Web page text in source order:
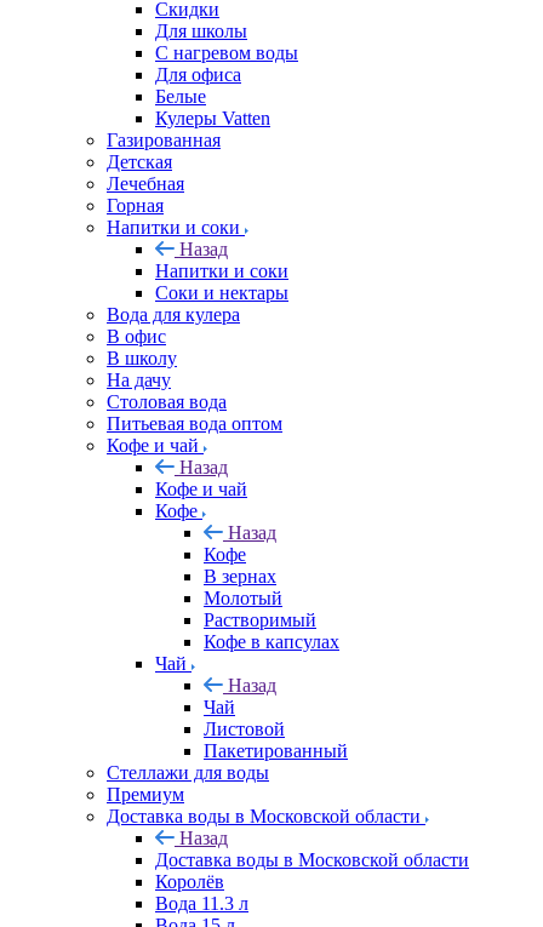
Скидки
Для школы
С нагревом воды
Для офиса
Белые
Кулеры Vatten
Газированная
Детская
Лечебная
Горная
Напитки и соки
Назад
Напитки и соки
Соки и нектары
Вода для кулера
В офис
В школу
На дачу
Столовая вода
Питьевая вода оптом
Кофе и чай
Назад
Кофе и чай
Кофе
Назад
Кофе
В зернах
Молотый
Растворимый
Кофе в капсулах
Чай
Назад
Чай
Листовой
Пакетированный
Стеллажи для воды
Премиум
Доставка воды в Московской области
Назад
Доставка воды в Московской области
Королёв
Вода 11.3 л